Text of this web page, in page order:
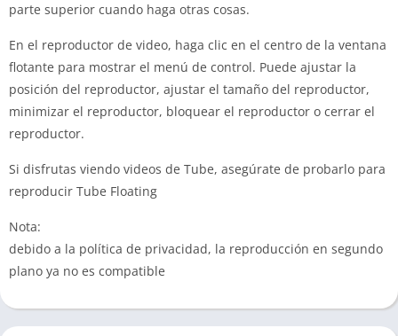
parte superior cuando haga otras cosas.
En el reproductor de video, haga clic en el centro de la ventana
flotante para mostrar el menú de control. Puede ajustar la
posición del reproductor, ajustar el tamaño del reproductor,
minimizar el reproductor, bloquear el reproductor o cerrar el
reproductor.
Si disfrutas viendo videos de Tube, asegúrate de probarlo para
reproducir Tube Floating
Nota:
debido a la política de privacidad, la reproducción en segundo
plano ya no es compatible